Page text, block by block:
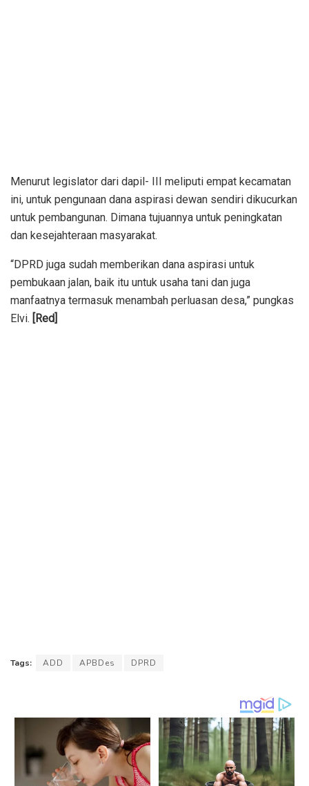
Menurut legislator dari dapil- III meliputi empat kecamatan
ini, untuk pengunaan dana aspirasi dewan sendiri dikucurkan
untuk pembangunan. Dimana tujuannya untuk peningkatan
dan kesejahteraan masyarakat.
“DPRD juga sudah memberikan dana aspirasi untuk
pembukaan jalan, baik itu untuk usaha tani dan juga
manfaatnya termasuk menambah perluasan desa,” pungkas
Elvi. [Red]
Tags: ADD APBDes DPRD